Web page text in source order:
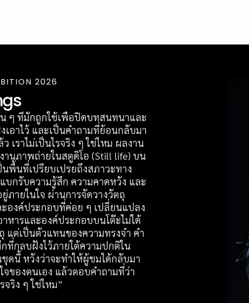
2026
น ๆ ที่มักถูกใช้เพื่อปิดบทสนทนาและ
อาไว้ และเป็นคำถามที่ย้อนกลับมา
เราไม่เป็นไรจริง ๆ ใช่ไหม ผลงาน
นภาพถ่ายในสตูดิโอ (Still life) บน
นพื้นที่เปรียบเปรยถึงสภาวะทาง
บกรับความรู้สึก ความคาดหวัง และ
ายในใจ ผ่านการจัดวางวัตถุ
ะองค์ประกอบที่ค่อย ๆ เปลี่ยนแปลง
าหารและองค์ประกอบบนโต๊ะไม่ได้
แต่เป็นตัวแทนของความทรงจำ คำ
ที่กลบฝังไว้ภายใต้ความปกติใน
ดนี้ หวังว่าจะทำให้ผู้ชมได้กลับมา
ของตนเอง แล้วตอบคำถามที่ว่า
จริง ๆ ใช่ไหม”